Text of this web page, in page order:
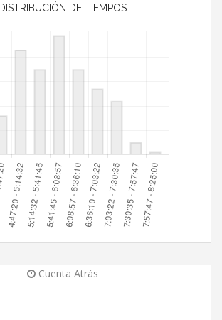
DISTRIBUCIÓN DE TIEMPOS
Cuenta Atrás